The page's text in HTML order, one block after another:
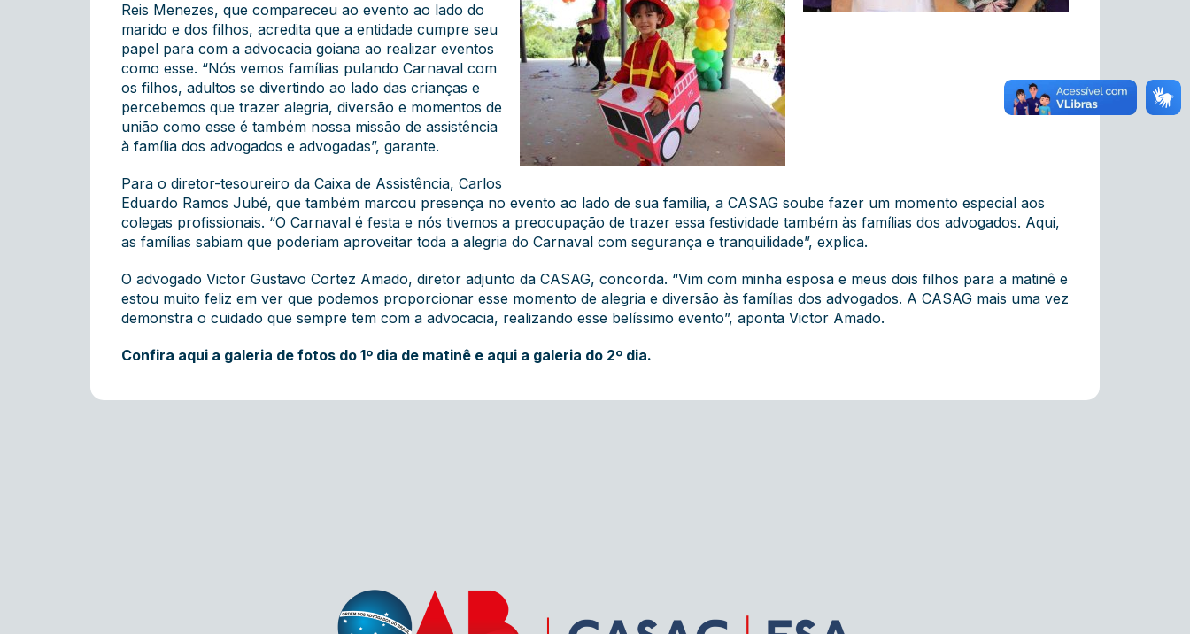
Reis Menezes, que compareceu ao evento ao lado do
marido e dos filhos, acredita que a entidade cumpre seu
papel para com a advocacia goiana ao realizar eventos
como esse. “Nós vemos famílias pulando Carnaval com
os filhos, adultos se divertindo ao lado das crianças e
percebemos que trazer alegria, diversão e momentos de
união como esse é também nossa missão de assistência
à família dos advogados e advogadas”, garante.
Para o diretor-tesoureiro da Caixa de Assistência, Carlos
Eduardo Ramos Jubé, que também marcou presença no evento ao lado de sua família, a CASAG soube fazer um momento especial aos
colegas profissionais. “O Carnaval é festa e nós tivemos a preocupação de trazer essa festividade também às famílias dos advogados. Aqui,
as famílias sabiam que poderiam aproveitar toda a alegria do Carnaval com segurança e tranquilidade”, explica.
O advogado Victor Gustavo Cortez Amado, diretor adjunto da CASAG, concorda. “Vim com minha esposa e meus dois filhos para a matinê e
estou muito feliz em ver que podemos proporcionar esse momento de alegria e diversão às famílias dos advogados. A CASAG mais uma vez
demonstra o cuidado que sempre tem com a advocacia, realizando esse belíssimo evento”, aponta Victor Amado.
Confira aqui a galeria de fotos do 1º dia de matinê e aqui a galeria do 2º dia.